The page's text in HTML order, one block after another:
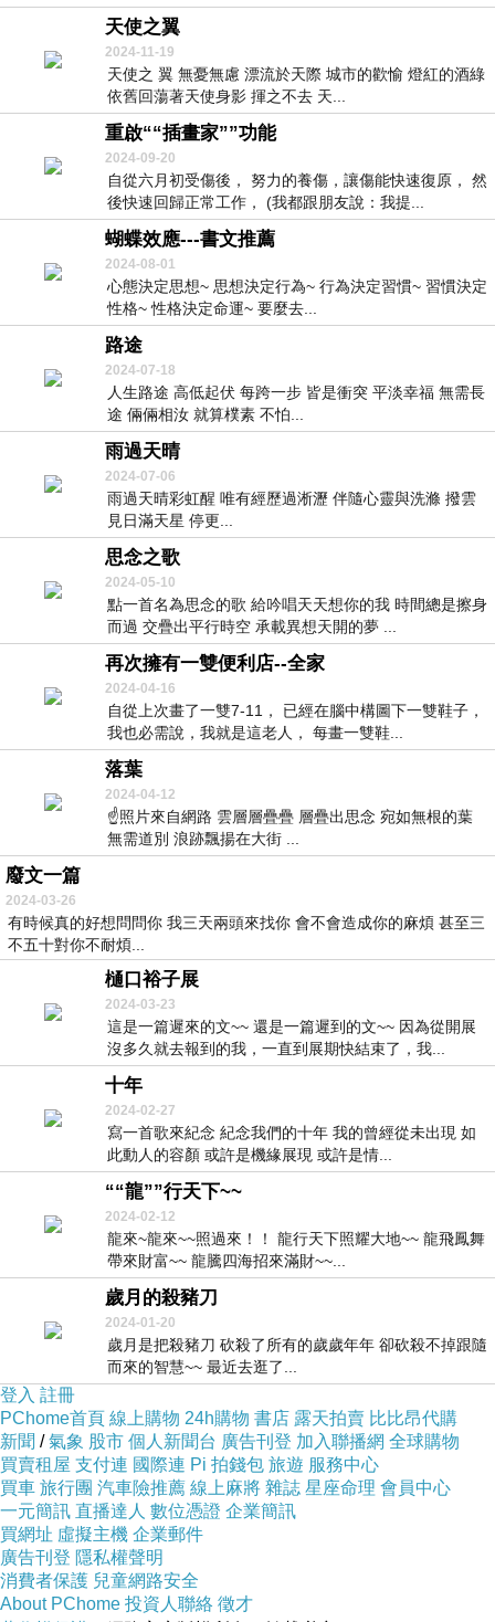
天使之翼
2024-11-19
天使之 翼 無憂無慮 漂流於天際 城市的歡愉 燈紅的酒綠
依舊回蕩著天使身影 揮之不去 天...
重啟““插畫家””功能
2024-09-20
自從六月初受傷後， 努力的養傷，讓傷能快速復原， 然
後快速回歸正常工作， (我都跟朋友說：我提...
蝴蝶效應---書文推薦
2024-08-01
心態決定思想~ 思想決定行為~ 行為決定習慣~ 習慣決定
性格~ 性格決定命運~ 要麼去...
路途
2024-07-18
人生路途 高低起伏 每跨一步 皆是衝突 平淡幸福 無需長
途 倆倆相汝 就算樸素 不怕...
雨過天晴
2024-07-06
雨過天晴彩虹醒 唯有經歷過淅瀝 伴隨心靈與洗滌 撥雲
見日滿天星 停更...
思念之歌
2024-05-10
點一首名為思念的歌 給吟唱天天想你的我 時間總是擦身
而過 交疊出平行時空 承載異想天開的夢 ...
再次擁有一雙便利店--全家
2024-04-16
自從上次畫了一雙7-11， 已經在腦中構圖下一雙鞋子，
我也必需說，我就是這老人， 每畫一雙鞋...
落葉
2024-04-12
☝️照片來自網路 雲層層疊疊 層疊出思念 宛如無根的葉
無需道別 浪跡飄揚在大街 ...
廢文一篇
2024-03-26
有時候真的好想問問你 我三天兩頭來找你 會不會造成你的麻煩 甚至三
不五十對你不耐煩...
樋口裕子展
2024-03-23
這是一篇遲來的文~~ 還是一篇遲到的文~~ 因為從開展
沒多久就去報到的我，一直到展期快結束了，我...
十年
2024-02-27
寫一首歌來紀念 紀念我們的十年 我的曾經從未出現 如
此動人的容顏 或許是機緣展現 或許是情...
““龍””行天下~~
2024-02-12
龍來~龍來~~照過來！！ 龍行天下照耀大地~~ 龍飛鳳舞
帶來財富~~ 龍騰四海招來滿財~~...
歲月的殺豬刀
2024-01-20
歲月是把殺豬刀 砍殺了所有的歲歲年年 卻砍殺不掉跟隨
而來的智慧~~ 最近去逛了...
登入 註冊
PChome首頁 線上購物 24h購物 書店 露天拍賣 比比昂代購
新聞 /氣象 股市 個人新聞台 廣告刊登 加入聯播網 全球購物
買賣租屋 支付連 國際連 Pi 拍錢包 旅遊 服務中心
買車 旅行團 汽車險推薦 線上麻將 雜誌 星座命理 會員中心
一元簡訊 直播達人 數位憑證 企業簡訊
買網址 虛擬主機 企業郵件
廣告刊登 隱私權聲明
消費者保護 兒童網路安全
About PChome 投資人聯絡 徵才